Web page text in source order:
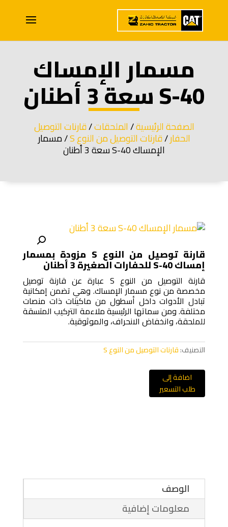
مسمار الإمساك
S-40 سعة 3 أطنان
الصفحة الرئيسية/الملحقات/قارنات التوصيل
الحفار/قارنات التوصيل من النوع S / مسمار
الإمساك S-40 سعة 3 أطنان
قارنة توصيل من النوع S مزودة بمسمار
إمساك S-40 للحفارات الصغيرة 3 أطنان
قارنة التوصيل من النوع S عبارة عن قارنة توصيل
مخصصة من نوع مسمار الإمساك. وهي تضمن إمكانية
تبادل الأدوات داخل أسطول من ماكينات ذات منصات
مختلفة. ومن سماتها الرئيسية ملاءمة التركيب المتسقة
للملحقة، وانخفاض الانحراف، والموثوقية.
التصنيف:قارنات التوصيل من النوع S
اضافة إلى
طلب التسعير
الوصف
معلومات إضافية